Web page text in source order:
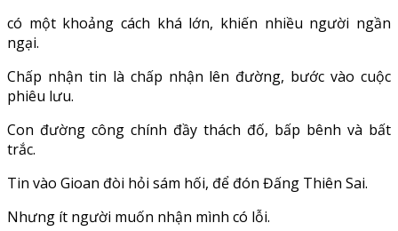
có một khoảng cách khá lớn, khiến nhiều người ngần
ngại.
Chấp nhận tin là chấp nhận lên đường, bước vào cuộc
phiêu lưu.
Con đường công chính đầy thách đố, bấp bênh và bất
trắc.
Tin vào Gioan đòi hỏi sám hối, để đón Đấng Thiên Sai.
Nhưng ít người muốn nhận mình có lỗi.